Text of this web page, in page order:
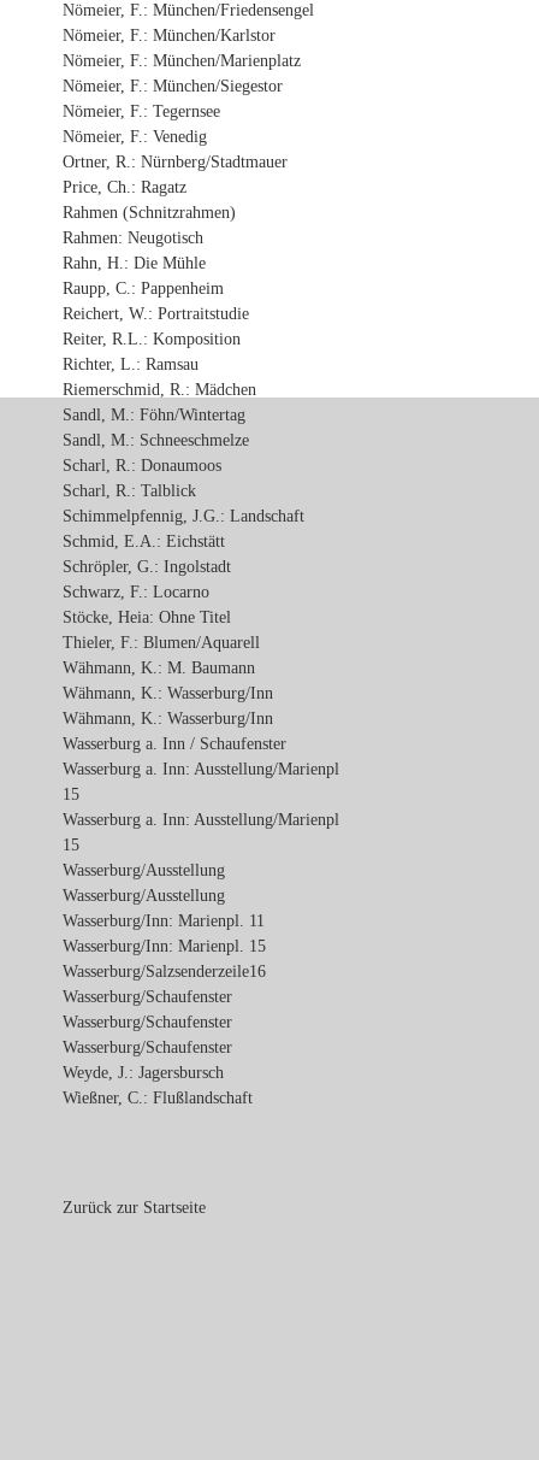
Nömeier, F.: München/Friedensengel
Nömeier, F.: München/Karlstor
Nömeier, F.: München/Marienplatz
Nömeier, F.: München/Siegestor
Nömeier, F.: Tegernsee
Nömeier, F.: Venedig
Ortner, R.: Nürnberg/Stadtmauer
Price, Ch.: Ragatz
Rahmen (Schnitzrahmen)
Rahmen: Neugotisch
Rahn, H.: Die Mühle
Raupp, C.: Pappenheim
Reichert, W.: Portraitstudie
Reiter, R.L.: Komposition
Richter, L.: Ramsau
Riemerschmid, R.: Mädchen
Sandl, M.: Föhn/Wintertag
Sandl, M.: Schneeschmelze
Scharl, R.: Donaumoos
Scharl, R.: Talblick
Schimmelpfennig, J.G.: Landschaft
Schmid, E.A.: Eichstätt
Schröpler, G.: Ingolstadt
Schwarz, F.: Locarno
Stöcke, Heia: Ohne Titel
Thieler, F.: Blumen/Aquarell
Wähmann, K.: M. Baumann
Wähmann, K.: Wasserburg/Inn
Wähmann, K.: Wasserburg/Inn
Wasserburg a. Inn / Schaufenster
Wasserburg a. Inn: Ausstellung/Marienpl
15
Wasserburg a. Inn: Ausstellung/Marienpl
15
Wasserburg/Ausstellung
Wasserburg/Ausstellung
Wasserburg/Inn: Marienpl. 11
Wasserburg/Inn: Marienpl. 15
Wasserburg/Salzsenderzeile16
Wasserburg/Schaufenster
Wasserburg/Schaufenster
Wasserburg/Schaufenster
Weyde, J.: Jagersbursch
Wießner, C.: Flußlandschaft
Zurück zur Startseite